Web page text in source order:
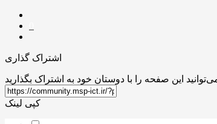
اشتراک گذاری
کپی لینک